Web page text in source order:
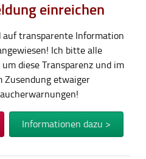
einreichen
auf transparente Information
Ich bitte alle
diese Transparenz und im
Zusendung etwaiger
Informationen dazu >